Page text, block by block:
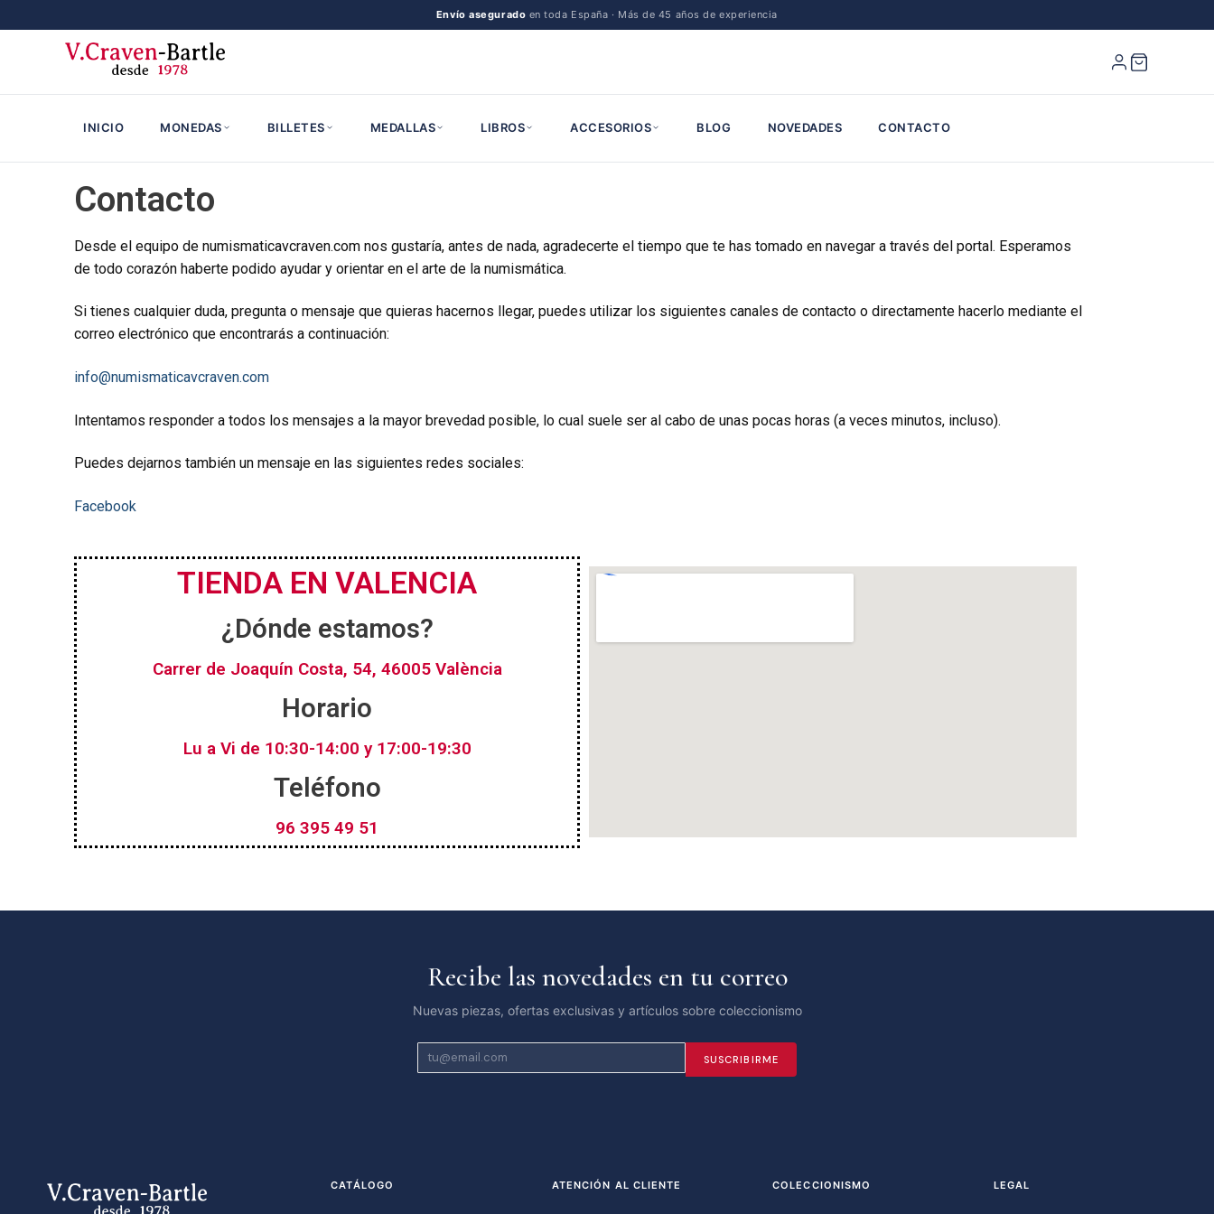
Envío asegurado en toda España · Más de 45 años de experiencia
INICIO MONEDAS BILLETES MEDALLAS LIBROS ACCESORIOS BLOG NOVEDADES CONTACTO
Contacto
Desde el equipo de numismaticavcraven.com nos gustaría, antes de nada, agradecerte el tiempo que te has tomado en navegar a través del portal. Esperamos
de todo corazón haberte podido ayudar y orientar en el arte de la numismática.
Si tienes cualquier duda, pregunta o mensaje que quieras hacernos llegar, puedes utilizar los siguientes canales de contacto o directamente hacerlo mediante el
correo electrónico que encontrarás a continuación:
info@numismaticavcraven.com
Intentamos responder a todos los mensajes a la mayor brevedad posible, lo cual suele ser al cabo de unas pocas horas (a veces minutos, incluso).
Puedes dejarnos también un mensaje en las siguientes redes sociales:
Facebook
TIENDA EN VALENCIA
¿Dónde estamos?
Carrer de Joaquín Costa, 54, 46005 València
Horario
Lu a Vi de 10:30-14:00 y 17:00-19:30
Teléfono
96 395 49 51
Recibe las novedades en tu correo
Nuevas piezas, ofertas exclusivas y artículos sobre coleccionismo
SUSCRIBIRME
CATÁLOGO ATENCIÓN AL CLIENTE COLECCIONISMO LEGAL